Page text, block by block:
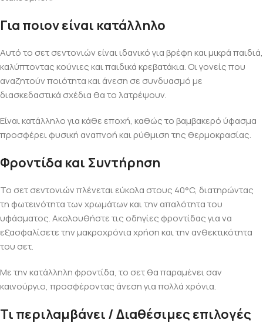
Για ποιον είναι κατάλληλο
Αυτό το σετ σεντονιών είναι ιδανικό για βρέφη και μικρά παιδιά,
καλύπτοντας κούνιες και παιδικά κρεβατάκια. Οι γονείς που
αναζητούν ποιότητα και άνεση σε συνδυασμό με
διασκεδαστικά σχέδια θα το λατρέψουν.
Είναι κατάλληλο για κάθε εποχή, καθώς το βαμβακερό ύφασμα
προσφέρει φυσική αναπνοή και ρύθμιση της θερμοκρασίας.
Φροντίδα και Συντήρηση
Το σετ σεντονιών πλένεται εύκολα στους 40°C, διατηρώντας
τη φωτεινότητα των χρωμάτων και την απαλότητα του
υφάσματος. Ακολουθήστε τις οδηγίες φροντίδας για να
εξασφαλίσετε την μακροχρόνια χρήση και την ανθεκτικότητα
του σετ.
Με την κατάλληλη φροντίδα, το σετ θα παραμένει σαν
καινούργιο, προσφέροντας άνεση για πολλά χρόνια.
Τι περιλαμβάνει / Διαθέσιμες επιλογές